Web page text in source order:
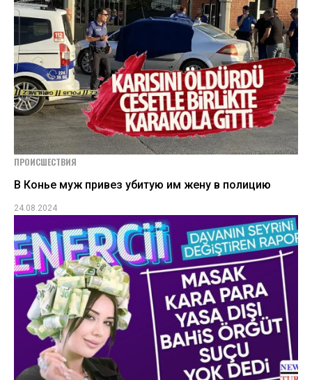
ПРОИСШЕСТВИЯ
В Конье муж привез убитую им жену в полицию
24.08.2024